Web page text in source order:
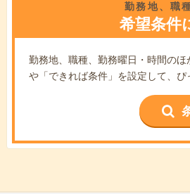
勤務地、職
希望条件
勤務地、職種、勤務曜日・時間のほ
や「できれば条件」を設定して、